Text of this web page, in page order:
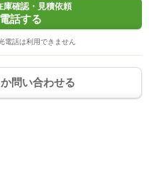
庫確認・見積依頼
電話する
話は利用できません
問い合わせる